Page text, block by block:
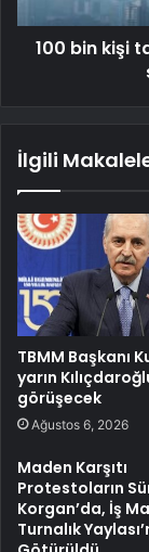
100 bin kişi
İlgili
TBMM Başkanı
yarın
görüşecek
Ağustos 6, 2026
Maden Karşıtı
Protestoların
Korgan’da, İş
Turnalık